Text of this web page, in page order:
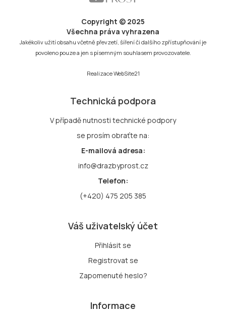
Copyright © 2025
Všechna práva vyhrazena
Jakékoliv užití obsahu včetně převzetí, šíření či dalšího zpřístupňování je
povoleno pouze a jen s písemným souhlasem provozovatele.
RealizaceWebSite21
Technická podpora
V případě nutnosti technické podpory
se prosím obraťte na:
E-mailová adresa:
info@drazbyprost.cz
Telefon:
(+420) 475 205 385
Váš uživatelský účet
Přihlásit se
Registrovat se
Zapomenuté heslo?
Informace